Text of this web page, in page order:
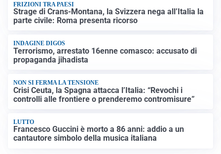
FRIZIONI TRA PAESI
Strage di Crans-Montana, la Svizzera nega all’Italia la
parte civile: Roma presenta ricorso
INDAGINE DIGOS
Terrorismo, arrestato 16enne comasco: accusato di
propaganda jihadista
NON SI FERMA LA TENSIONE
Crisi Ceuta, la Spagna attacca l’Italia: “Revochi i
controlli alle frontiere o prenderemo contromisure”
LUTTO
Francesco Guccini è morto a 86 anni: addio a un
cantautore simbolo della musica italiana